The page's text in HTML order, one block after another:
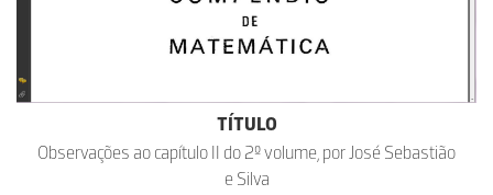
TÍTULO
Observações ao capítulo II do 2º volume, por José Sebastião
e Silva